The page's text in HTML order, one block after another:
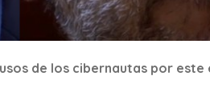
de los cibernautas por este